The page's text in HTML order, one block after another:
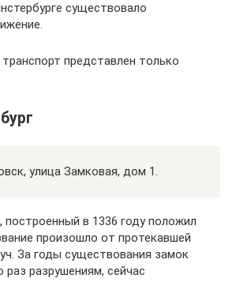
существовало
представлен только
улица Замковая, дом 1.
построенный в 1336 году положил
произошло от протекавшей
За годы существования замок
раз разрушениям, сейчас